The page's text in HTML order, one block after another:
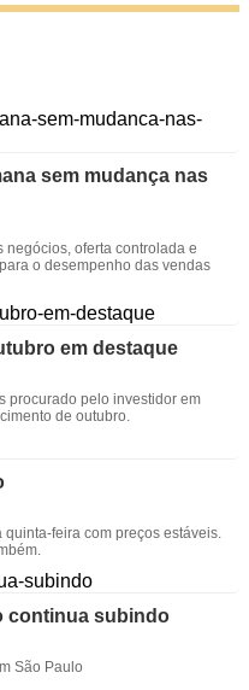
sem mudança nas
negócios, oferta controlada e
o desempenho das vendas
em destaque
procurado pelo investidor em
de outubro.
feira com preços estáveis.
continua subindo
São Paulo